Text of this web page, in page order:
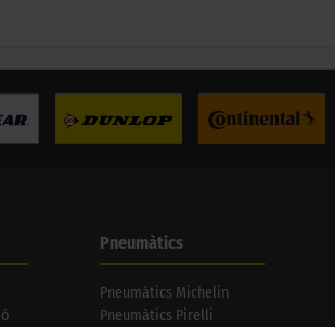
Pneumàtics
Pneumàtics Michelin
Pneumàtics Pirelli